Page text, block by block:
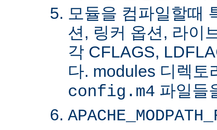
모듈을 컴파일할때
션, 링커 옵션, 라이
각 CFLAGS,
다. modules 디렉토
config.m4 파일들